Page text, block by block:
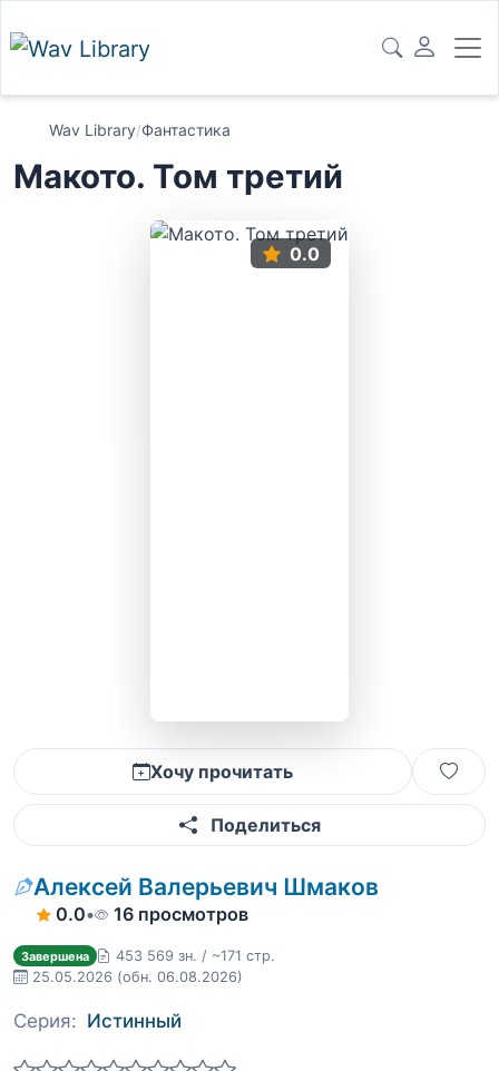
Wav Library/Фантастика
Макото. Том третий
0.0
Хочу прочитать
Поделиться
Алексей Валерьевич Шмаков
0.0• 16 просмотров
Завершена
453 569 зн. / ~171 стр.
25.05.2026 (обн. 06.08.2026)
Серия: Истинный